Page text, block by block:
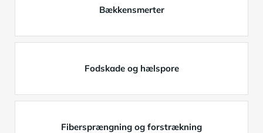
Bækkensmerter
Fodskade og hælspore
Fibersprængning og forstrækning